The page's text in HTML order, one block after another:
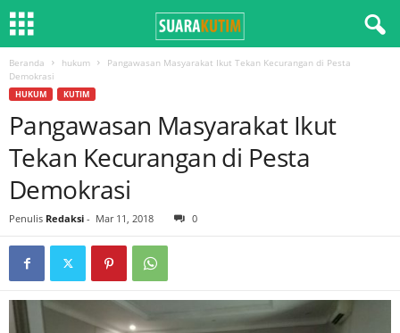
Beranda hukum
Pangawasan Masyarakat Ikut Tekan Kecurangan di Pesta
Demokrasi
HUKUM KUTIM
Pangawasan Masyarakat Ikut
Tekan Kecurangan di Pesta
Demokrasi
Penulis Redaksi - Mar 11, 2018 0